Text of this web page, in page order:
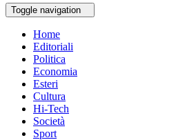
Toggle navigation
Home
Editoriali
Politica
Economia
Esteri
Cultura
Hi-Tech
Società
Sport